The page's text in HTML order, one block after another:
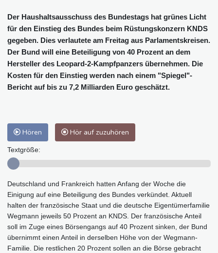
Der Haushaltsausschuss des Bundestags hat grünes Licht
für den Einstieg des Bundes beim Rüstungskonzern KNDS
gegeben. Dies verlautete am Freitag aus Parlamentskreisen.
Der Bund will eine Beteiligung von 40 Prozent an dem
Hersteller des Leopard-2-Kampfpanzers übernehmen. Die
Kosten für den Einstieg werden nach einem "Spiegel"-
Bericht auf bis zu 7,2 Milliarden Euro geschätzt.
Hören Hör auf zuzuhören
Textgröße:
Deutschland und Frankreich hatten Anfang der Woche die
Einigung auf eine Beteiligung des Bundes verkündet. Aktuell
halten der französische Staat und die deutsche Eigentümerfamilie
Wegmann jeweils 50 Prozent an KNDS. Der französische Anteil
soll im Zuge eines Börsengangs auf 40 Prozent sinken, der Bund
übernimmt einen Anteil in derselben Höhe von der Wegmann-
Familie. Die restlichen 20 Prozent sollen an die Börse gebracht